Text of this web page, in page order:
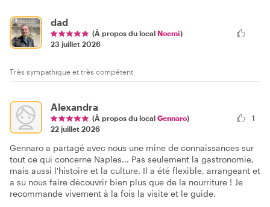
dad
(À propos du local Noemi)
23 juillet 2026
Très sympathique et très compétent
Alexandra
(À propos du local Gennaro)
22 juillet 2026
1
Gennaro a partagé avec nous une mine de connaissances sur
tout ce qui concerne Naples... Pas seulement la gastronomie,
mais aussi l'histoire et la culture. Il a été flexible, arrangeant et
a su nous faire découvrir bien plus que de la nourriture ! Je
recommande vivement à la fois la visite et le guide.